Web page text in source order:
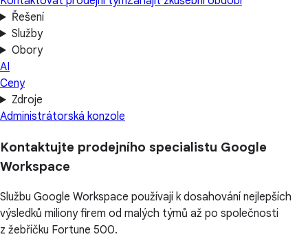
Řešení
Služby
Obory
AI
Ceny
Zdroje
Administrátorská konzole
Kontaktujte prodejního specialistu Google
Workspace
Službu Google Workspace používají k dosahování nejlepších
výsledků miliony firem od malých týmů až po společnosti
z žebříčku Fortune 500.